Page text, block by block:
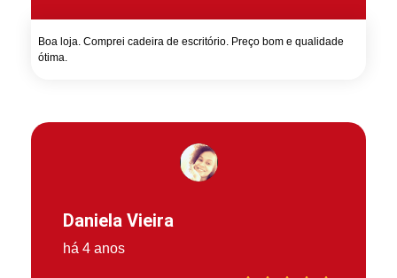
Boa loja. Comprei cadeira de escritório. Preço bom e qualidade
ótima.
Daniela Vieira
há 4 anos